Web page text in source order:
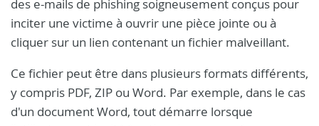
des e-mails de phishing soigneusement conçus pour
inciter une victime à ouvrir une pièce jointe ou à
cliquer sur un lien contenant un fichier malveillant.
Ce fichier peut être dans plusieurs formats différents,
y compris PDF, ZIP ou Word. Par exemple, dans le cas
d'un document Word, tout démarre lorsque